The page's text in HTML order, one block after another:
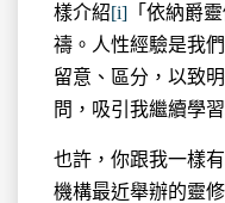
樣介紹[i] 「依納爵
禱。人性經驗是我
留意、區分，以致
問，吸引我繼續學
也許，你跟我一樣
機構最近舉辦的靈